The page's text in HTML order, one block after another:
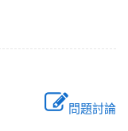
問題討論